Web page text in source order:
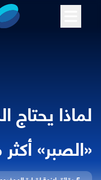
لماذا يحتاج
«الصبر»